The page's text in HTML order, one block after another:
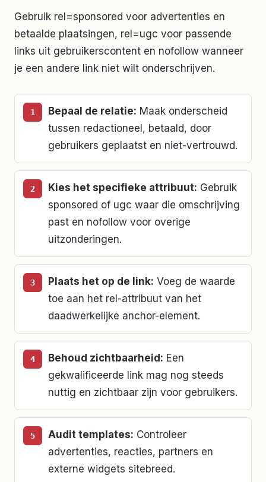
Gebruik rel=sponsored voor advertenties en
betaalde plaatsingen, rel=ugc voor passende
links uit gebruikerscontent en nofollow wanneer
je een andere link niet wilt onderschrijven.
Bepaal de relatie: Maak onderscheid
tussen redactioneel, betaald, door
gebruikers geplaatst en niet-vertrouwd.
Kies het specifieke attribuut: Gebruik
sponsored of ugc waar die omschrijving
past en nofollow voor overige
uitzonderingen.
Plaats het op de link: Voeg de waarde
toe aan het rel-attribuut van het
daadwerkelijke anchor-element.
Behoud zichtbaarheid: Een
gekwalificeerde link mag nog steeds
nuttig en zichtbaar zijn voor gebruikers.
Audit templates: Controleer
advertenties, reacties, partners en
externe widgets sitebreed.